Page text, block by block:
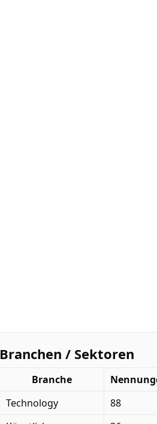
Branchen / Sektoren
Branche
Technology
88